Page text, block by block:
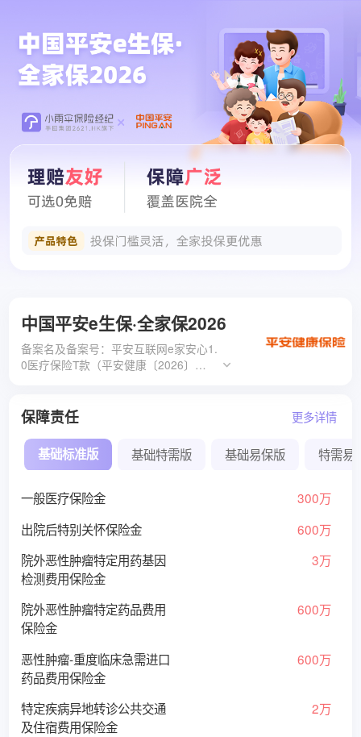
中国平安e生保·全家保2026
备案名及备案号：平安互联网e家安心1.
0医疗保险T款（平安健康〔2026〕医疗
保险066号）
保障责任 更多详情
基础标准版 基础特需版 基础易保版 特需易
一般医疗保险金
300万
出院后特别关怀保险金
600万
院外恶性肿瘤特定用药基因
检测费用保险金
3万
院外恶性肿瘤特定药品费用
保险金
600万
恶性肿瘤-重度临床急需进口
药品费用保险金
600万
特定疾病异地转诊公共交通
及住宿费用保险金
2万